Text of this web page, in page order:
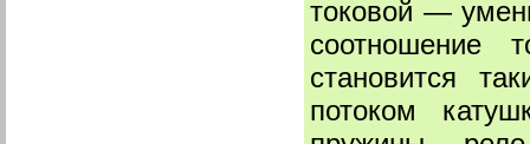
токовой —
соотношение
становится
потоком